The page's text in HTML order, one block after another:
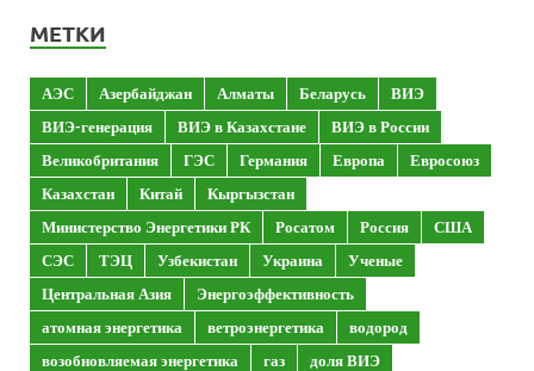
МЕТКИ
АЭС Азербайджан Алматы Беларусь
ВИЭ
ВИЭ-генерация
ВИЭ в Казахстане
ВИЭ в России
Великобритания
ГЭС Германия Европа
Евросоюз
Казахстан
Китай
Кыргызстан
Министерство Энергетики РК
Росатом Россия
США
СЭС
ТЭЦ Узбекистан Украина
Ученые
Центральная Азия
Энергоэффективность
атомная энергетика
ветроэнергетика
водород
возобновляемая энергетика
газ
доля ВИЭ